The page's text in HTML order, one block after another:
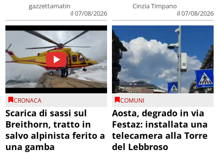
gazzettamatin
il 07/08/2026
Cinzia Timpano
il 07/08/2026
CRONACA
Scarica di sassi sul
Breithorn, tratto in
salvo alpinista ferito a
una gamba
COMUNI
Aosta, degrado in via
Festaz: installata una
telecamera alla Torre
del Lebbroso